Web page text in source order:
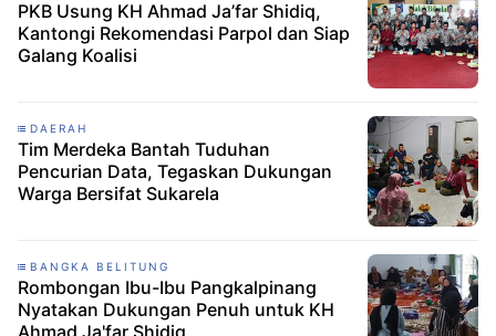
PKB Usung KH Ahmad Ja’far Shidiq,
Kantongi Rekomendasi Parpol dan Siap
Galang Koalisi
DAERAH
Tim Merdeka Bantah Tuduhan
Pencurian Data, Tegaskan Dukungan
Warga Bersifat Sukarela
BANGKA BELITUNG
Rombongan Ibu-Ibu Pangkalpinang
Nyatakan Dukungan Penuh untuk KH
Ahmad Ja'far Shidiq